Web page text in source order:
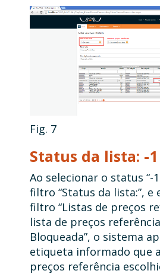
Fig. 7
Status da lista: -1
Ao selecionar o status “-
filtro “Status da lista:”, e
filtro “Listas de preços
lista de preços
Bloqueada”, o sistema
etiqueta informado que
preços referência